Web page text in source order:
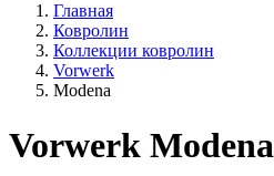
Главная
Ковролин
Коллекции ковролин
Vorwerk
Modena
Vorwerk Modena